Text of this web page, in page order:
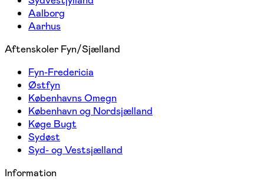
Aalborg
Aarhus
Aftenskoler Fyn/Sjælland
Fyn-Fredericia
Østfyn
Københavns Omegn
København og Nordsjælland
Køge Bugt
Sydøst
Syd- og Vestsjælland
Information